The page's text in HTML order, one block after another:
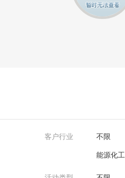
客户行业 不限
能源化工